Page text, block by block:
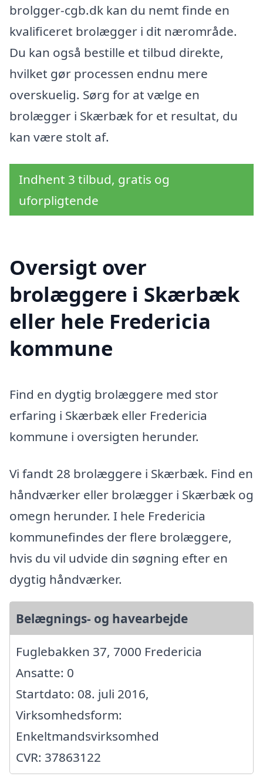
brolgger-cgb.dk kan du nemt finde en
kvalificeret brolægger i dit nærområde.
Du kan også bestille et tilbud direkte,
hvilket gør processen endnu mere
overskuelig. Sørg for at vælge en
brolægger i Skærbæk for et resultat, du
kan være stolt af.
Indhent 3 tilbud, gratis og
uforpligtende
Oversigt over
brolæggere i Skærbæk
eller hele Fredericia
kommune
Find en dygtig brolæggere med stor
erfaring i Skærbæk eller Fredericia
kommune i oversigten herunder.
Vi fandt 28 brolæggere i Skærbæk. Find en
håndværker eller brolægger i Skærbæk og
omegn herunder. I hele Fredericia
kommunefindes der flere brolæggere,
hvis du vil udvide din søgning efter en
dygtig håndværker.
Belægnings- og havearbejde
Fuglebakken 37, 7000 Fredericia
Ansatte: 0
Startdato: 08. juli 2016,
Virksomhedsform:
Enkeltmandsvirksomhed
CVR: 37863122